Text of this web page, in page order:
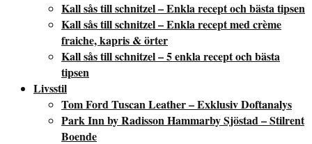
Kall sås till schnitzel – Enkla recept och bästa tipsen
Kall sås till schnitzel – Enkla recept med crème
fraiche, kapris & örter
Kall sås till schnitzel – 5 enkla recept och bästa
tipsen
Livsstil
Tom Ford Tuscan Leather – Exklusiv Doftanalys
Park Inn by Radisson Hammarby Sjöstad – Stilrent
Boende